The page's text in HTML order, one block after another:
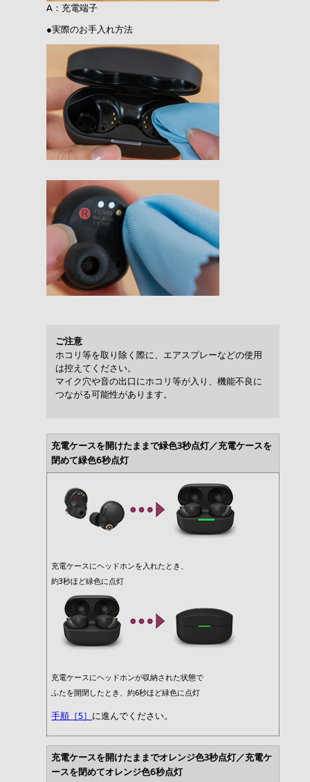
A：充電端子
●実際のお手入れ方法
ご注意
ホコリ等を取り除く際に、エアスプレーなどの使用
は控えてください。
マイク穴や音の出口にホコリ等が入り、機能不良に
つながる可能性があります。
充電ケースを開けたままで緑色3秒点灯／充電ケースを
閉めて緑色6秒点灯
充電ケースにヘッドホンを入れたとき、
約3秒ほど緑色に点灯
充電ケースにヘッドホンが収納された状態で
ふたを開閉したとき、約6秒ほど緑色に点灯
手順［5］ に進んでください。
充電ケースを開けたままでオレンジ色3秒点灯／充電ケ
ースを閉めてオレンジ色6秒点灯